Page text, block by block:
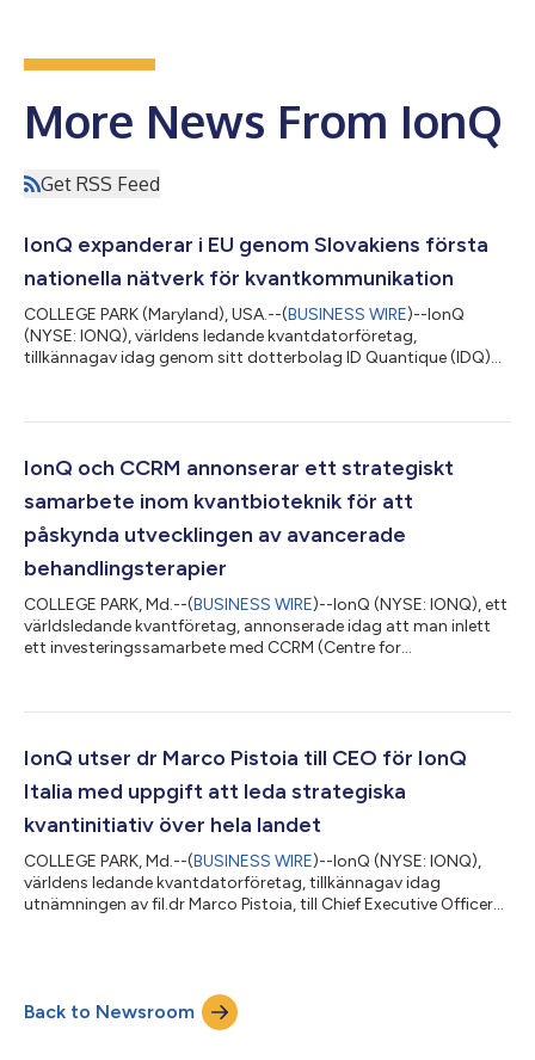
More News From IonQ
Get RSS Feed
IonQ expanderar i EU genom Slovakiens första
nationella nätverk för kvantkommunikation
COLLEGE PARK (Maryland), USA.--(BUSINESS WIRE)--IonQ
(NYSE: IONQ), världens ledande kvantdatorföretag,
tillkännagav idag genom sitt dotterbolag ID Quantique (IDQ)
i samarbete med institutet för teoretisk och praktisk fysik vid
akadémia vied, FUSAV) och omfattar en robust hybridarkitektur
IonQ och CCRM annonserar ett strategiskt
samarbete inom kvantbioteknik för att
påskynda utvecklingen av avancerade
behandlingsterapier
COLLEGE PARK, Md.--(BUSINESS WIRE)--IonQ (NYSE: IONQ), ett
världsledande kvantföretag, annonserade idag att man inlett
ett investeringssamarbete med CCRM (Centre for
behandlingsterapier med hjälp av hybridkvant- och kvant-AI-
CCRM:s nya initiativ inom kvantbioteknik och innebär att IonQ
IonQ utser dr Marco Pistoia till CEO för IonQ
Italia med uppgift att leda strategiska
kvantinitiativ över hela landet
COLLEGE PARK, Md.--(BUSINESS WIRE)--IonQ (NYSE: IONQ),
världens ledande kvantdatorföretag, tillkännagav idag
utnämningen av fil.dr Marco Pistoia, till Chief Executive Officer
kvantplattform med produkter och tjänster för kvantdatorer,
kvantnätverk, kvantanalys och kvantsäkerhet. IonQ Italia
kommer att hjälpa Itali...
Back to Newsroom